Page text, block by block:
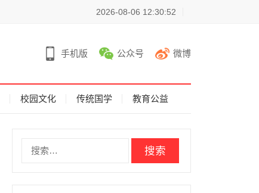
2026-08-06 12:30:52
手机版 公众号 微博
校园文化 传统国学 教育公益